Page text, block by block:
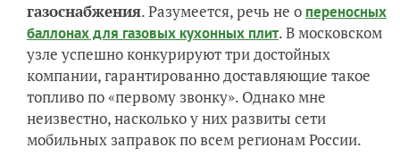
газоснабжения. Разумеется, речь не о переносных
баллонах для газовых кухонных плит. В московском
узле успешно конкурируют три достойных
компании, гарантированно доставляющие такое
топливо по «первому звонку». Однако мне
неизвестно, насколько у них развиты сети
мобильных заправок по всем регионам России.